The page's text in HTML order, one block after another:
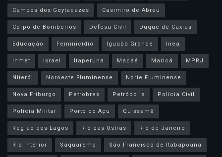
Campos dos Goytacazes
Casimiro de Abreu
Corpo de Bombeiros
Defesa Civil
Duque de Caxias
Educação
Feminicídio Iguaba Grande
Inea
Inmet
Israel Itaperuna Macaé Maricá
MPRJ
Niterói
Noroeste Fluminense
Norte Fluminense
Nova Friburgo
Petrobras Petrópolis
Polícia Civil
Polícia Militar
Porto do Açu
Quissamã
Região dos Lagos
Rio das Ostras
Rio de Janeiro
Rio Interior
Saquarema
São Francisco de Itabapoana